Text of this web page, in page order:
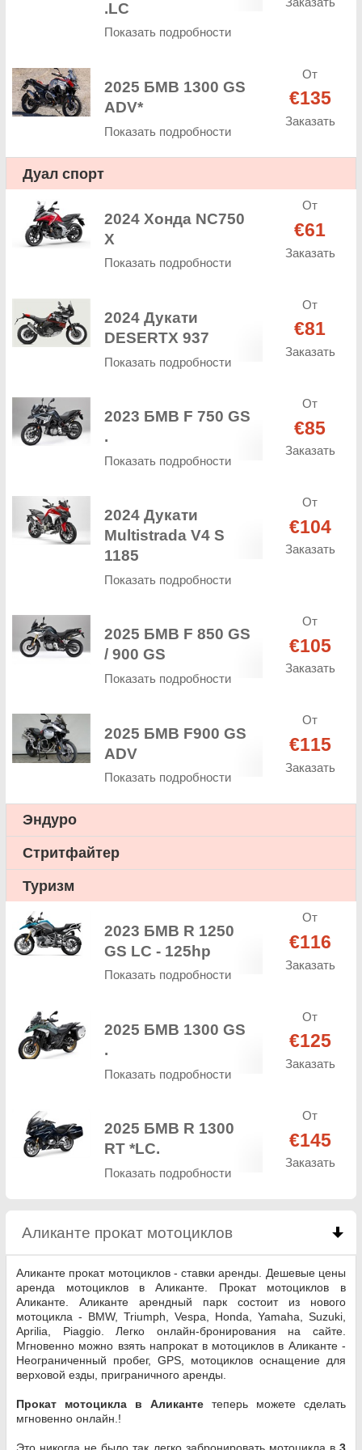
.LC
Показать подробности
2025 БМВ 1300 GS
ADV*
Показать подробности
От
€135
Заказать
Дуал спорт
2024 Хонда NC750
X
Показать подробности
От
€61
Заказать
2024 Дукати
DESERTX 937
Показать подробности
От
€81
Заказать
2023 БМВ F 750 GS
.
Показать подробности
От
€85
Заказать
2024 Дукати
Multistrada V4 S
1185
Показать подробности
От
€104
Заказать
2025 БМВ F 850 GS
/ 900 GS
Показать подробности
От
€105
Заказать
2025 БМВ F900 GS
ADV
Показать подробности
От
€115
Заказать
Эндуро
Стритфайтер
Туризм
2023 БМВ R 1250
GS LC - 125hp
Показать подробности
От
€116
Заказать
2025 БМВ 1300 GS
.
Показать подробности
От
€125
Заказать
2025 БМВ R 1300
RT *LC.
Показать подробности
От
€145
Заказать
Аликанте прокат мотоциклов click to collapse
Аликанте прокат мотоциклов - ставки аренды. Дешевые цены
аренда мотоциклов в Аликанте. Прокат мотоциклов в
Аликанте. Аликанте арендный парк состоит из нового
мотоцикла - BMW, Triumph, Vespa, Honda, Yamaha, Suzuki,
Aprilia, Piaggio. Легко онлайн-бронирования на сайте.
Мгновенно можно взять напрокат в мотоциклов в Аликанте -
Неограниченный пробег, GPS, мотоциклов оснащение для
верховой езды, приграничного аренды.
Прокат мотоцикла в Аликанте теперь можете сделать
мгновенно онлайн.!